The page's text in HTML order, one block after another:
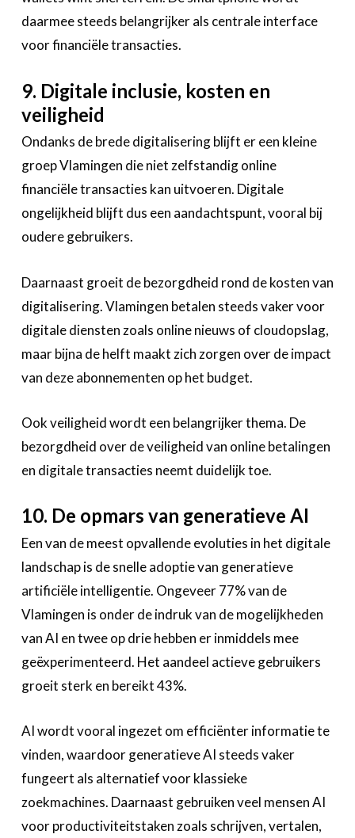
daarmee steeds belangrijker als centrale interface
voor financiële transacties.
9. Digitale inclusie, kosten en
veiligheid
Ondanks de brede digitalisering blijft er een kleine
groep Vlamingen die niet zelfstandig online
financiële transacties kan uitvoeren. Digitale
ongelijkheid blijft dus een aandachtspunt, vooral bij
oudere gebruikers.
Daarnaast groeit de bezorgdheid rond de kosten van
digitalisering. Vlamingen betalen steeds vaker voor
digitale diensten zoals online nieuws of cloudopslag,
maar bijna de helft maakt zich zorgen over de impact
van deze abonnementen op het budget.
Ook veiligheid wordt een belangrijker thema. De
bezorgdheid over de veiligheid van online betalingen
en digitale transacties neemt duidelijk toe.
10. De opmars van generatieve AI
Een van de meest opvallende evoluties in het digitale
landschap is de snelle adoptie van generatieve
artificiële intelligentie. Ongeveer 77% van de
Vlamingen is onder de indruk van de mogelijkheden
van AI en twee op drie hebben er inmiddels mee
geëxperimenteerd. Het aandeel actieve gebruikers
groeit sterk en bereikt 43%.
AI wordt vooral ingezet om efficiënter informatie te
vinden, waardoor generatieve AI steeds vaker
fungeert als alternatief voor klassieke
zoekmachines. Daarnaast gebruiken veel mensen AI
voor productiviteitstaken zoals schrijven, vertalen,